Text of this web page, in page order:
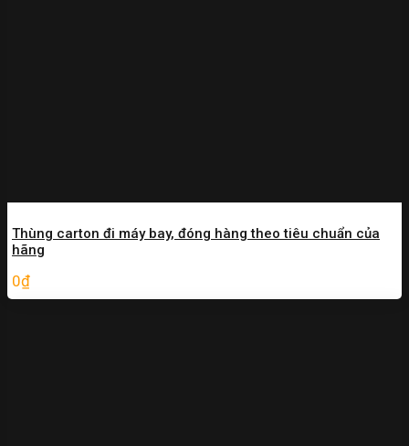
Thùng carton đi máy bay, đóng hàng theo tiêu chuẩn của
hãng
0₫